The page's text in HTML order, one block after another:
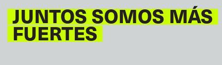
JUNTOS SOMOS MÁS
FUERTES